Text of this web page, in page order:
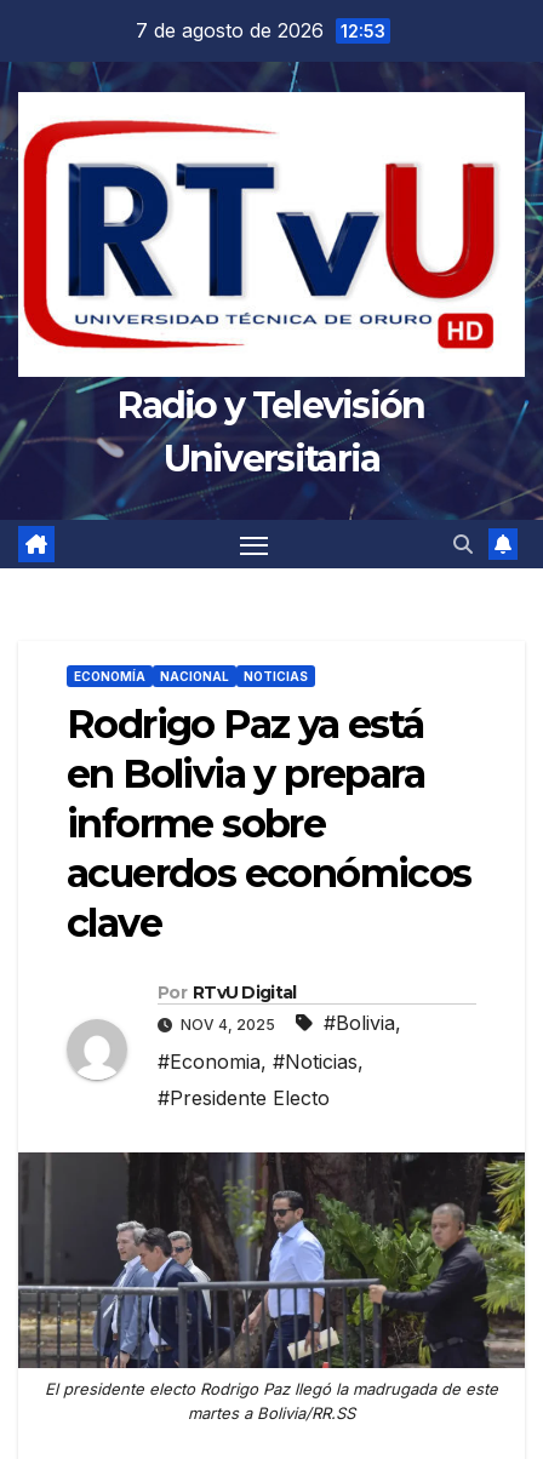
contenido
7 de agosto de 2026 12:53
Radio y Televisión
Universitaria
ECONOMÍA NACIONAL NOTICIAS
Rodrigo Paz ya está
en Bolivia y prepara
informe sobre
acuerdos económicos
clave
Por RTvU Digital
NOV 4, 2025 #Bolivia,
#Economia, #Noticias,
#Presidente Electo
El presidente electo Rodrigo Paz llegó la madrugada de este
martes a Bolivia/RR.SS